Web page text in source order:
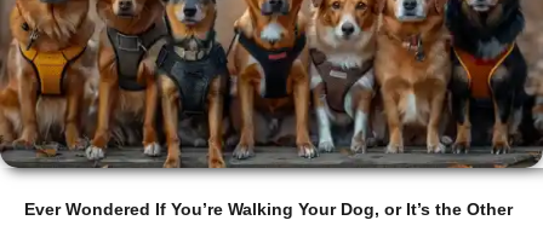
Ever Wondered If You’re Walking Your Dog, or It’s the Other